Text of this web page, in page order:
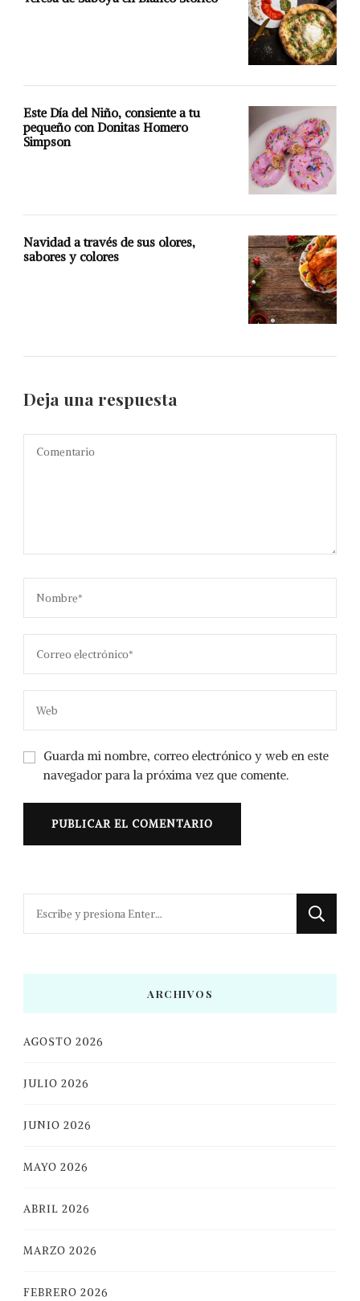
Este Día del Niño, consiente a tu
pequeño con Donitas Homero
Simpson
Navidad a través de sus olores,
sabores y colores
Deja una respuesta
Guarda mi nombre, correo electrónico y web en este
navegador para la próxima vez que comente.
ARCHIVOS
AGOSTO 2026
JULIO 2026
JUNIO 2026
MAYO 2026
ABRIL 2026
MARZO 2026
FEBRERO 2026